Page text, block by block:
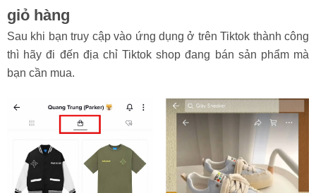
giỏ hàng
Sau khi bạn truy cập vào ứng dụng ở trên Tiktok thành công
thì hãy đi đến địa chỉ Tiktok shop đang bán sản phẩm mà
bạn cần mua.